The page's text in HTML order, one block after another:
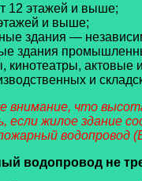
12 этажей и выше;
и выше;
здания —
здания
кинотеатры,
и
что высота
если жилое здание
водопровод
водопровод не